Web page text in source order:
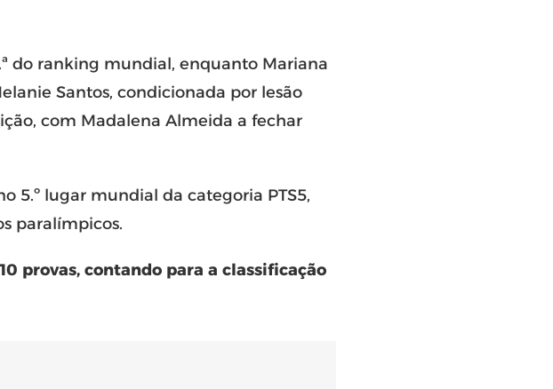
do ranking mundial, enquanto Mariana
Santos, condicionada por lesão
com Madalena Almeida a fechar
5.º lugar mundial da categoria PTS5,
paralímpicos.
provas, contando para a classificação